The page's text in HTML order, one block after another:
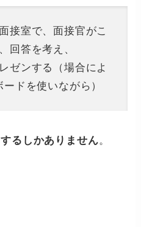
接室で、面接官がこ
回答を考え、
ゼンする（場合によ
ドを使いながら）
るしかありません。